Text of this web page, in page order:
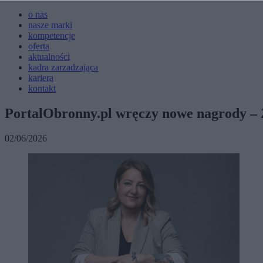
o nas
nasze marki
kompetencje
oferta
aktualności
kadra zarzadzająca
kariera
kontakt
PortalObronny.pl wręczy nowe nagrody –
02/06/2026